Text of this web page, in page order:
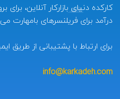
کارکده دنیای بازارکار آنلاین،
درآمد برای فریلنسرهای بامهارت
برای ارتباط با پشتیبانی از طریق
info@karkadeh.com